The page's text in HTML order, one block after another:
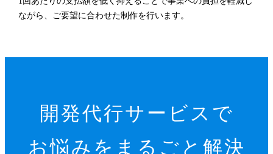
ながら、ご要望に合わせた制作を行います。
開発代行サービスで
お悩みをまるごと解決